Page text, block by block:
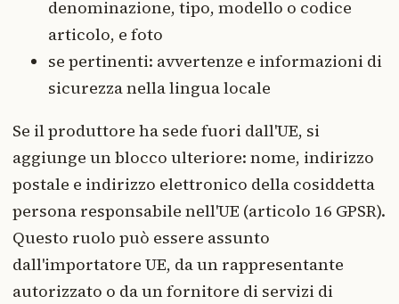
denominazione, tipo, modello o codice
articolo, e foto
se pertinenti: avvertenze e informazioni di
sicurezza nella lingua locale
Se il produttore ha sede fuori dall'UE, si
aggiunge un blocco ulteriore: nome, indirizzo
postale e indirizzo elettronico della cosiddetta
persona responsabile nell'UE (articolo 16 GPSR).
Questo ruolo può essere assunto
dall'importatore UE, da un rappresentante
autorizzato o da un fornitore di servizi di